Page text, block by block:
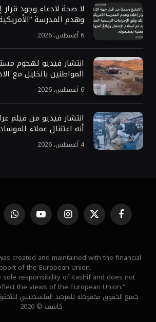
لا صحة لادعاء وجود قرار
وهدم المدرسة
6 أغسطس، 2026
انتشار فيديو لهجوم
المواطنين بالخليل مع
6 أغسطس، 2026
انتشار فيديو من فيلم
أنه اعتقال عملاء
4 أغسطس، 2026
فيسبوك X
(Twitter)
الانستغراميوتيوب
created and maintained with the financial
of the European Union.
responsibility of Kashif and does not
the views of the European Union."
جميع الحقوق محفوظة للمرصد الفلسطيني للتحقق
كاشف © 2026